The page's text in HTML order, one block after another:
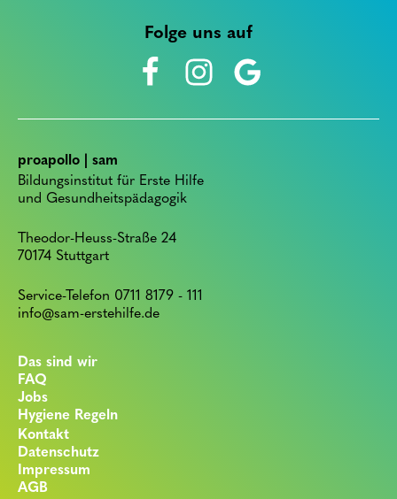
Folge uns auf
proapollo | sam
Bildungsinstitut für Erste Hilfe
und Gesundheitspädagogik
Theodor-Heuss-Straße 24
70174 Stuttgart
Service-Telefon 0711 8179 - 111
info@sam-erstehilfe.de
Das sind wir
FAQ
Jobs
Hygiene Regeln
Kontakt
Datenschutz
Impressum
AGB